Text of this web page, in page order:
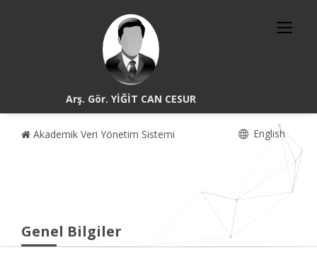
Arş. Gör. YİĞİT CAN CESUR
Akademik Veri Yönetim Sistemi English
Genel Bilgiler